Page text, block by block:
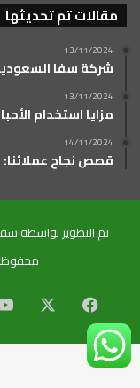
مقالات تم تحديثها
13/11/2024
شركة سفا
13/11/2024
مزايا استخدام
14/11/2024
قصص نجاح
تم التطوير بواسطه
محفوظة ل
فيسبوك